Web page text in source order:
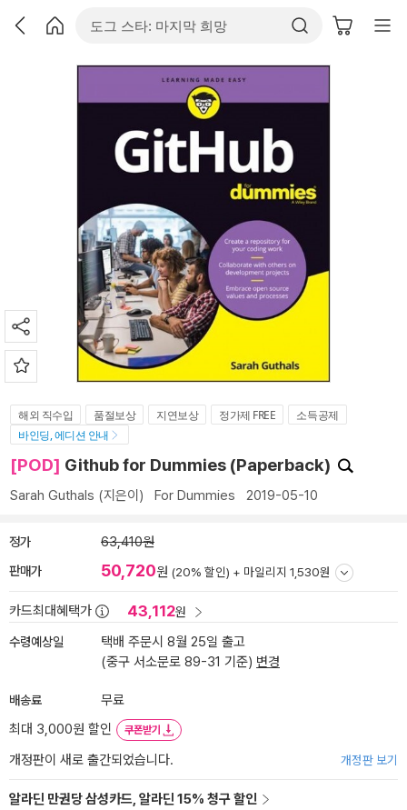
해외 직수입 품절보상 지연보상 정가제 FREE
소득공제
바인딩, 에디션 안내
[POD] Github for Dummies (Paperback)
Sarah Guthals (지은이) For Dummies 2019-05-10
정가 63,410원
판매가 50,720원 (20% 할인) + 마일리지 1,530원
카드최대혜택가 43,112원
수령예상일
택배 주문시 8월 25일 출고
(중구 서소문로 89-31 기준) 변경
배송료
무료
최대 3,000원 할인
쿠폰받기
개정판이 새로 출간되었습니다. 개정판 보기
알라딘 만권당 삼성카드, 알라딘 15% 청구 할인